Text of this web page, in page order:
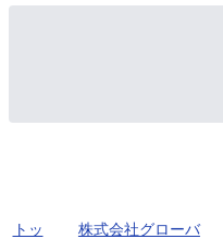
トッ
株式会社グローバ